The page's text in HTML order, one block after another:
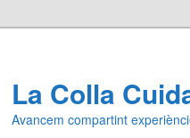
La Colla
Avancem compartint